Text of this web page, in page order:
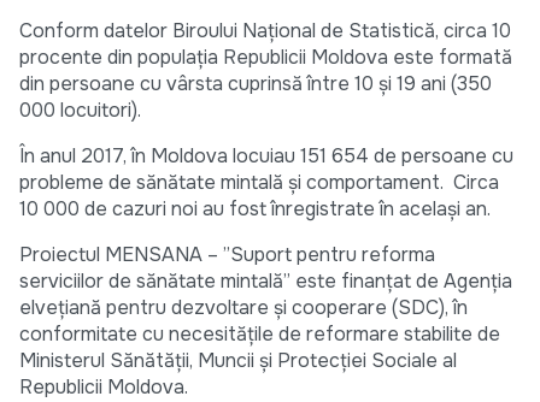
Conform datelor Biroului Național de Statistică, circa 10
procente din populația Republicii Moldova este formată
din persoane cu vârsta cuprinsă între 10 și 19 ani (350
000 locuitori).
În anul 2017, în Moldova locuiau 151 654 de persoane cu
probleme de sănătate mintală și comportament. Circa
10 000 de cazuri noi au fost înregistrate în același an.
Proiectul MENSANA – ”Suport pentru reforma
serviciilor de sănătate mintală” este finanțat de Agenția
elvețiană pentru dezvoltare și cooperare (SDC), în
conformitate cu necesitățile de reformare stabilite de
Ministerul Sănătății, Muncii și Protecției Sociale al
Republicii Moldova.